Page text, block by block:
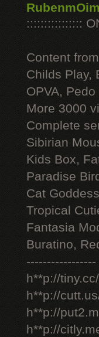
::::::::::::::::
Content
Childs Play,
OPVA,
More 3000
Complete
Sibirian
Kids Box,
Paradise
Cat
Tropical
Fantasia
Buratino,
-----------------
h**p://
h**p://
h**p://
h**p://